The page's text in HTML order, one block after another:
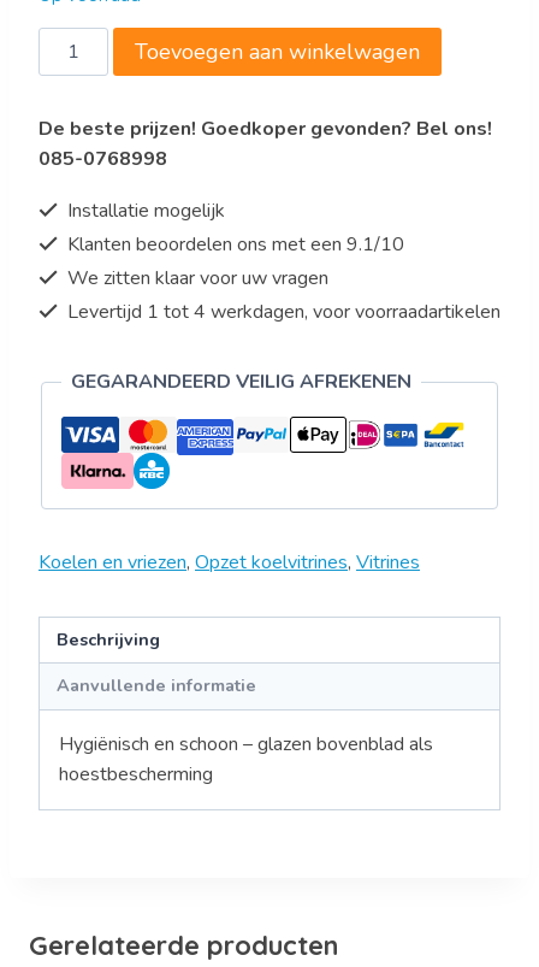
Koelopzetvitrine
GL3-
aantal
Toevoegen aan winkelwagen
De beste prijzen! Goedkoper gevonden? Bel ons!
085-0768998
Installatie mogelijk
Klanten beoordelen ons met een 9.1/10
We zitten klaar voor uw vragen
Levertijd 1 tot 4 werkdagen, voor voorraadartikelen
GEGARANDEERD VEILIG AFREKENEN
Koelen en vriezen, Opzet koelvitrines, Vitrines
Beschrijving
Aanvullende informatie
Hygiënisch en schoon – glazen bovenblad als
hoestbescherming
Gerelateerde producten